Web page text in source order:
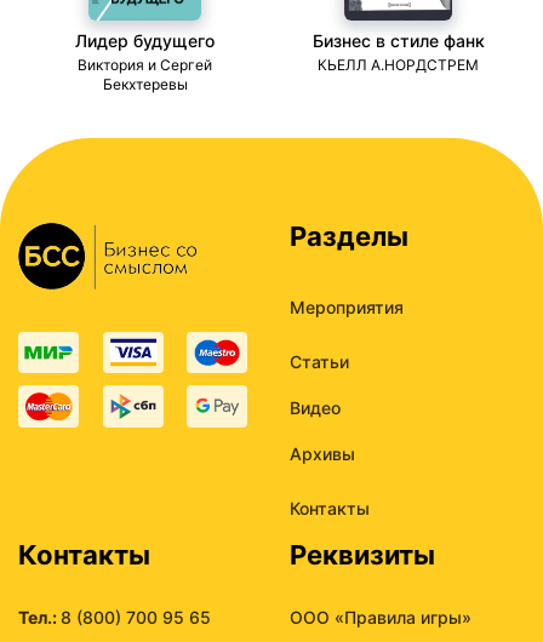
Лидер будущего
Виктория и Сергей
Бекхтеревы
Бизнес в стиле фанк
КЬЕЛЛ А.НОРДСТРЕМ
Разделы
Мероприятия
Статьи
Видео
Архивы
Контакты
Контакты
Тел.:8 (800) 700 95 65
Реквизиты
ООО «Правила игры»